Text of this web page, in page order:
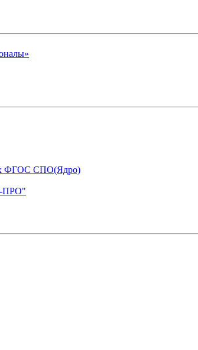
ФГОС СПО(Ядро)
ПРО"